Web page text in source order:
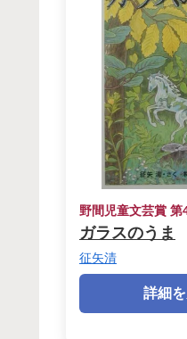
野間児童文芸賞 第
ガラスのうま
征矢清
詳細